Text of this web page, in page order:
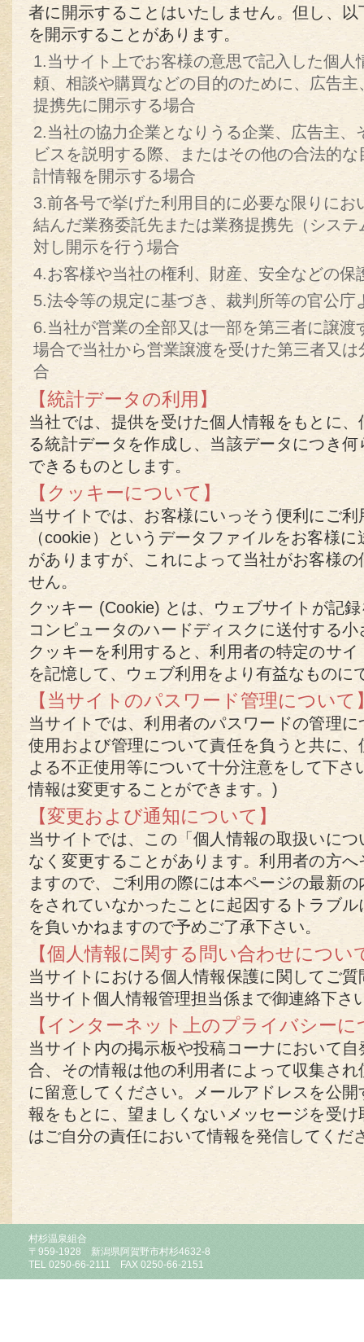
者に開示することはいたしません。但し、
を開示することがあります。
1.当サイト上でお客様の意思で記入した個
頼、相談や購買などの目的のために、広告
提携先に開示する場合
2.当社の協力企業となりうる企業、広告主
ビスを説明する際、またはその他の合法的
計情報を開示する場合
3.前各号で挙げた利用目的に必要な限りに
結んだ業務委託先または業務提携先（シス
対し開示を行う場合
4.お客様や当社の権利、財産、安全などの保
5.法令等の規定に基づき、裁判所等の官公庁
6.当社が営業の全部又は一部を第三者に譲
場合で当社から営業譲渡を受けた第三者又
合
【統計データの利用】
当社では、提供を受けた個人情報をもとに
る統計データを作成し、当該データにつき
できるものとします。
【クッキーについて】
当サイトでは、お客様にいっそう便利にご
（cookie）というデータファイルをお客様
がありますが、これによって当社がお客様
せん。
クッキー (Cookie) とは、ウェブサイトが記
コンピュータのハードディスクに送付する
クッキーを利用すると、利用者の特定のサ
を記憶して、ウェブ利用をより有益なものに
【当サイトのパスワード管理について
当サイトでは、利用者のパスワードの管理
使用および管理について責任を負うと共に
よる不正使用等について十分注意をして下
情報は変更することができます。)
【変更および通知について】
当サイトでは、この「個人情報の取扱いに
なく変更することがあります。利用者の方
ますので、ご利用の際には本ページの最新
をされていなかったことに起因するトラブ
を負いかねますので予めご了承下さい。
【個人情報に関する問い合わせについ
当サイトにおける個人情報保護に関してご
当サイト個人情報管理担当係まで御連絡下さ
【インターネット上のプライバシーに
当サイト内の掲示板や投稿コーナにおいて
合、その情報は他の利用者によって収集さ
に留意してください。メールアドレスを公
報をもとに、望ましくないメッセージを受
はご自分の責任において情報を発信してくだ
村杉温泉組合
〒959-1928 新潟県阿賀野市村杉4632-8
TEL 0250-66-2111 FAX 0250-66-2151